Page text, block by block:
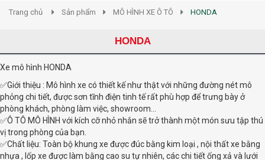
Trang chủ Sản phẩm MÔ HÌNH XE Ô TÔ HONDA
HONDA
Xe mô hình HONDA
✅Giới thiệu : Mô hình xe có thiết kế như thật với những đường nét mô
phỏng chi tiết, được sơn tĩnh điện tinh tế rất phù hợp để trưng bày ở
phòng khách, phòng làm việc, showroom...
✅Ô TÔ MÔ HÌNH với kích cỡ nhỏ nhắn sẽ trở thành một món sưu tập thú
vị trong phòng của bạn.
✅Chất liệu: Toàn bộ khung xe được đúc bằng kim loại , nội thất xe bằng
nhựa , lốp xe được làm bằng cao su tự nhiên, các chi tiết ống xả và lưới